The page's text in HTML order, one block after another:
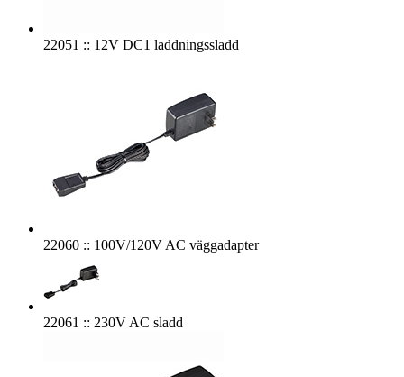
22051 :: 12V DC1 laddningssladd
22060 :: 100V/120V AC väggadapter
22061 :: 230V AC sladd